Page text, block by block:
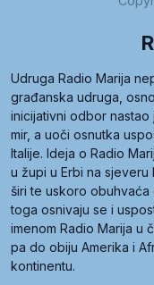
Udruga Radio Marija
građanska udruga,
inicijativni odbor
mir, a uoči osnutka
Italije. Ideja o Radio
u župi u Erbi na sjeveru
širi te uskoro obuhvaća
toga osnivaju se i
imenom Radio Marija u
pa do obiju Amerika i
kontinentu.